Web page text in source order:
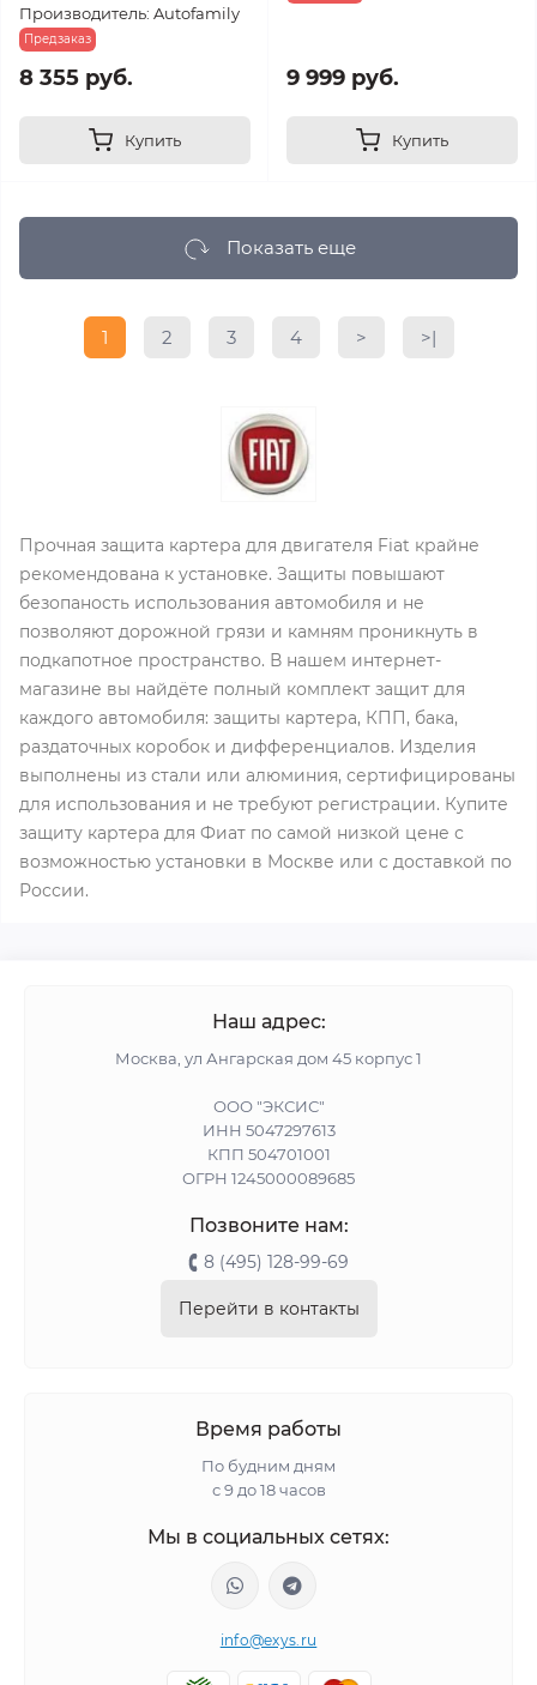
Производитель: Autofamily
Предзаказ
8 355 руб.
Купить
9 999 руб.
Купить
Показать еще
1 2 3 4 > >|
Прочная защита картера для двигателя Fiat крайне
рекомендована к установке. Защиты повышают
безопаность использования автомобиля и не
позволяют дорожной грязи и камням проникнуть в
подкапотное пространство. В нашем интернет-
магазине вы найдёте полный комплект защит для
каждого автомобиля: защиты картера, КПП, бака,
раздаточных коробок и дифференциалов. Изделия
выполнены из стали или алюминия, сертифицированы
для использования и не требуют регистрации. Купите
защиту картера для Фиат по самой низкой цене с
возможностью установки в Москве или с доставкой по
России.
Наш адрес:
Москва, ул Ангарская дом 45 корпус 1
ООО "ЭКСИС"
ИНН 5047297613
КПП 504701001
ОГРН 1245000089685
Позвоните нам:
8 (495) 128-99-69
Перейти в контакты
Время работы
По будним дням
с 9 до 18 часов
Мы в социальных сетях:
info@exys.ru